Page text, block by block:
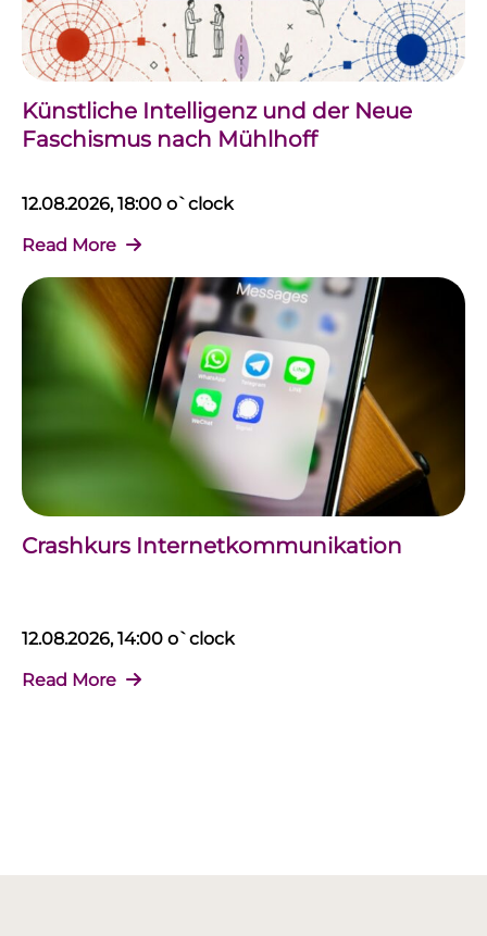
Künstliche Intelligenz und der Neue
Faschismus nach Mühlhoff
12.08.2026, 18:00 o`clock
Read More
Crashkurs Internetkommunikation
12.08.2026, 14:00 o`clock
Read More